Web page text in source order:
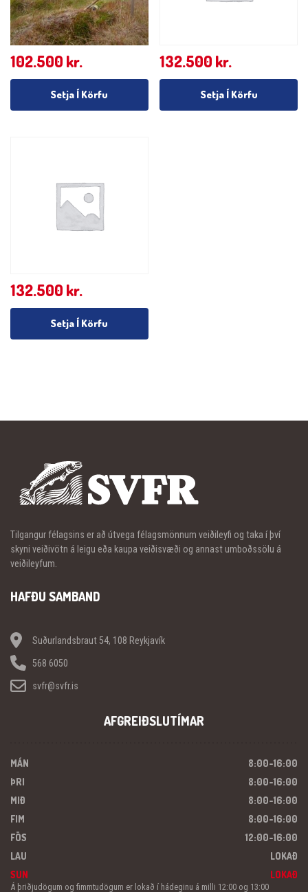
102.500 kr.
Setja Í Körfu
132.500 kr.
Setja Í Körfu
132.500 kr.
Setja Í Körfu
Tilgangur félagsins er að útvega félagsmönnum veiðileyfi og taka í því
skyni veiðivötn á leigu eða kaupa veiðisvæði og annast umboðssölu á
veiðileyfum.
HAFÐU SAMBAND
Suðurlandsbraut 54, 108 Reykjavík
568 6050
svfr@svfr.is
AFGREIÐSLUTÍMAR
MÁN
8:00-16:00
ÞRI
8:00-16:00
MIÐ
8:00-16:00
FIM
8:00-16:00
FÖS
12:00-16:00
LAU
LOKAÐ
SUN
LOKAÐ
Á þriðjudögum og fimmtudögum er lokað í hádeginu á milli 12:00 og 13:00